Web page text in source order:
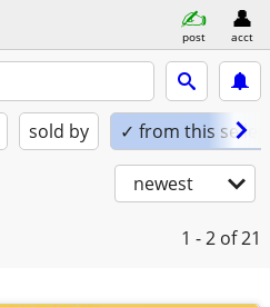
post acct
sold by ✓ from this seller
newest
1 - 2 of 21